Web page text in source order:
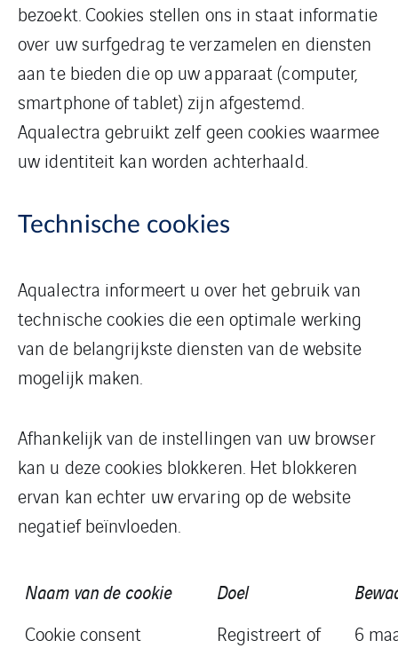
bezoekt. Cookies stellen ons in staat informatie
over uw surfgedrag te verzamelen en diensten
aan te bieden die op uw apparaat (computer,
smartphone of tablet) zijn afgestemd.
Aqualectra gebruikt zelf geen cookies waarmee
uw identiteit kan worden achterhaald.
Technische cookies
Aqualectra informeert u over het gebruik van
technische cookies die een optimale werking
van de belangrijkste diensten van de website
mogelijk maken.
Afhankelijk van de instellingen van uw browser
kan u deze cookies blokkeren. Het blokkeren
ervan kan echter uw ervaring op de website
negatief beïnvloeden.
Naam van de cookie Doel
Cookie consent
Registreert of
6